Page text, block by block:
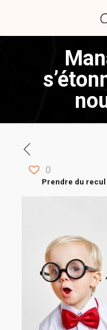
0
Prendre du